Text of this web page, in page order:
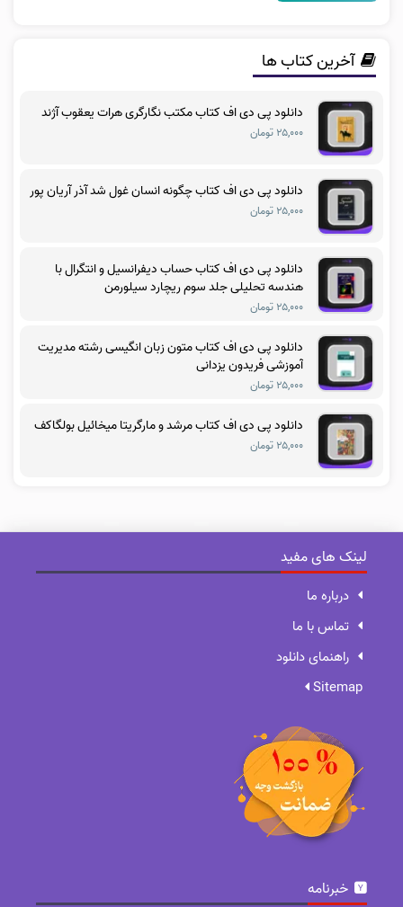
آخرین کتاب ها
دانلود پی دی اف کتاب مکتب نگارگری هرات یعقوب آژند
۲۵,۰۰۰ تومان
دانلود پی دی اف کتاب چگونه انسان غول شد آذر آریان پور
۲۵,۰۰۰ تومان
دانلود پی دی اف کتاب حساب دیفرانسیل و انتگرال با
هندسه تحلیلی جلد سوم ریچارد سیلورمن
۲۵,۰۰۰ تومان
دانلود پی دی اف کتاب متون زبان انگیسی رشته مدیریت
آموزشی فریدون یزدانی
۲۵,۰۰۰ تومان
دانلود پی دی اف کتاب مرشد و مارگریتا میخائیل بولگاکف
۲۵,۰۰۰ تومان
لینک های مفید
درباره ما
تماس با ما
راهنمای دانلود
Sitemap
خبرنامه